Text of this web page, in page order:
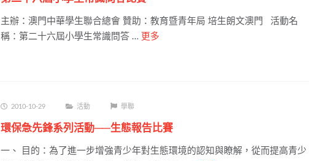
主辦：澳門中華學生聯合總會 贊助：教育暨青年局 培生朗文澳門 活動名
稱：第二十六屆小學生常識問答 … 更多
2010-10-29 活動 學聯
環保急先鋒系列活動──生態報告比賽
一、 目的：為了進一步增強青少年對生態環境的認知與瞭解，從而提高青少